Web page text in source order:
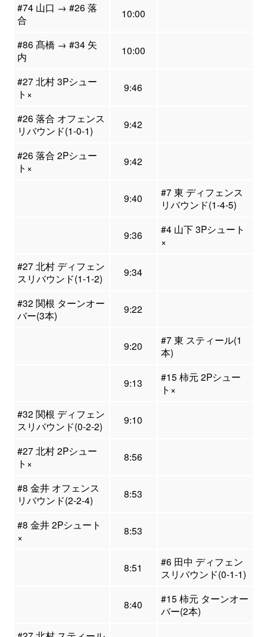
#74 山口 → #26 落
合
10:00
#86 髙橋 → #34 矢
内
10:00
#27 北村 3Pシュー
ト×
9:46
#26 落合 オフェンス
リバウンド(1-0-1)
9:42
#26 落合 2Pシュー
ト×
9:42
9:40
#7 東 ディフェンス
リバウンド(1-4-5)
9:36
#4 山下 3Pシュート
×
#27 北村 ディフェン
スリバウンド(1-1-2)
9:34
#32 関根 ターンオー
バー(3本)
9:22
9:20
#7 東 スティール(1
本)
9:13
#15 柿元 2Pシュー
ト×
#32 関根 ディフェン
スリバウンド(0-2-2)
9:10
#27 北村 2Pシュー
ト×
8:56
#8 金井 オフェンス
リバウンド(2-2-4)
8:53
#8 金井 2Pシュート
×
8:53
8:51
#6 田中 ディフェン
スリバウンド(0-1-1)
8:40
#15 柿元 ターンオー
バー(2本)